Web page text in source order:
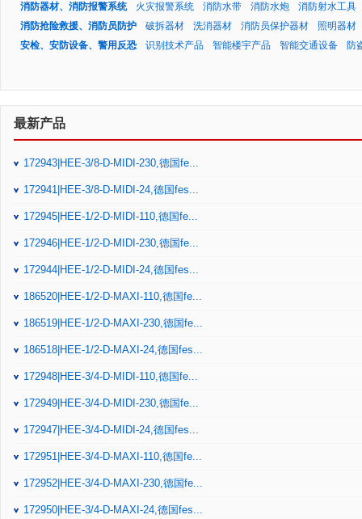
消防器材、消防报警系统
火灾报警系统 消防水带 消防水炮
消防射水工具
消防抢险救援、消防员防护
破拆器材 洗消器材 消防员保护器材
照明器材
安检、安防设备、警用反恐
识别技术产品 智能楼宇产品 智能交通设备 防
最新产品
172943|HEE-3/8-D-MIDI-230,德国fe...
172941|HEE-3/8-D-MIDI-24,德国fes...
172945|HEE-1/2-D-MIDI-110,德国fe...
172946|HEE-1/2-D-MIDI-230,德国fe...
172944|HEE-1/2-D-MIDI-24,德国fes...
186520|HEE-1/2-D-MAXI-110,德国fe...
186519|HEE-1/2-D-MAXI-230,德国fe...
186518|HEE-1/2-D-MAXI-24,德国fes...
172948|HEE-3/4-D-MIDI-110,德国fe...
172949|HEE-3/4-D-MIDI-230,德国fe...
172947|HEE-3/4-D-MIDI-24,德国fes...
172951|HEE-3/4-D-MAXI-110,德国fe...
172952|HEE-3/4-D-MAXI-230,德国fe...
172950|HEE-3/4-D-MAXI-24,德国fes...